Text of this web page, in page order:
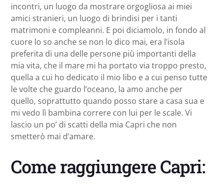
incontri, un luogo da mostrare orgogliosa ai miei
amici stranieri, un luogo di brindisi per i tanti
matrimoni e compleanni. E poi diciamolo, in fondo al
cuore lo so anche se non lo dico mai, era l’isola
preferita di una delle persone più importanti della
mia vita, che il mare mi ha portato via troppo presto,
quella a cui ho dedicato il mio libo e a cui penso tutte
le volte che guardo l’oceano, la amo anche per
quello, soprattutto quando posso stare a casa sua e
mi vedo lì bambina correre con lui per le scale. Vi
lascio un po’ di scatti della mia Capri che non
smetterò mai d’amare.
Come raggiungere Capri: